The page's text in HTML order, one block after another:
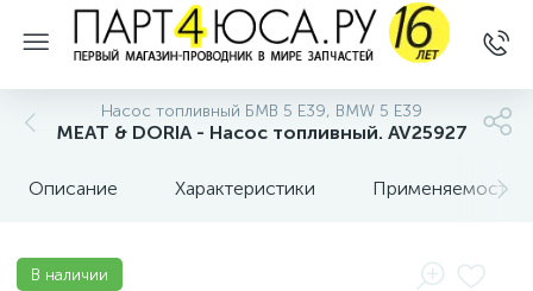
Насос топливный БМВ 5 E39, BMW 5 E39
MEAT & DORIA - Насос топливный. AV25927
Описание Характеристики Применяемость
В наличии